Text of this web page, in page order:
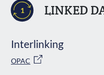
1 LINKED
Interlinking
OPAC